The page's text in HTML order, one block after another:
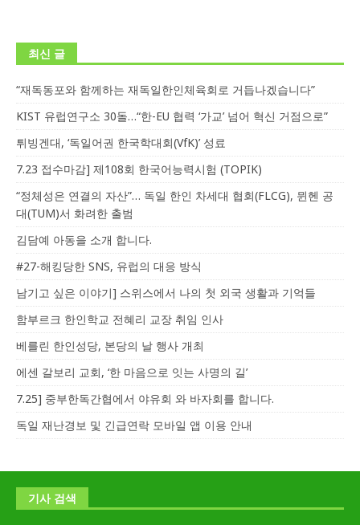
최신 글
“재독동포와 함께하는 재독일한인체육회로 거듭나겠습니다”
KIST 유럽연구소 30돌…“한-EU 협력 ‘가교’ 넘어 혁신 거점으로”
튀빙겐대, ‘독일어권 한국학대회(VfK)’ 성료
7.23 접수마감] 제108회 한국어능력시험 (TOPIK)
“정체성은 연결의 자산”… 독일 한인 차세대 협회(FLCG), 뮌헨 공
대(TUM)서 화려한 출범
김담예 아동을 소개 합니다.
#27-해킹당한 SNS, 유럽의 대응 방식
남기고 싶은 이야기] 스위스에서 나의 첫 외국 생활과 기억들
함부르크 한인학교 전혜리 교장 취임 인사
베를린 한인성당, 본당의 날 행사 개최
에센 갈보리 교회, ‘한 마음으로 잇는 사명의 길’
7.25] 중부한독간협에서 야유회 와 바자회를 합니다.
독일 재난경보 및 긴급연락 모바일 앱 이용 안내
기사 검색